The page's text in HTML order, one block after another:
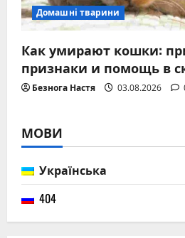
Домашні тварини
Как умирают кошки:
признаки и помощь в
Безнога Настя 03.08.2026
МОВИ
Українська
404